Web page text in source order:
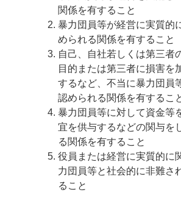
関係を有すること
暴力団員等が経営に実質的
められる関係を有すること
自己、自社若しくは第三者
目的または第三者に損害を
するなど、不当に暴力団員
認められる関係を有するこ
暴力団員等に対して資金等
宜を供与するなどの関与を
る関係を有すること
役員または経営に実質的に
力団員等と社会的に非難さ
ること